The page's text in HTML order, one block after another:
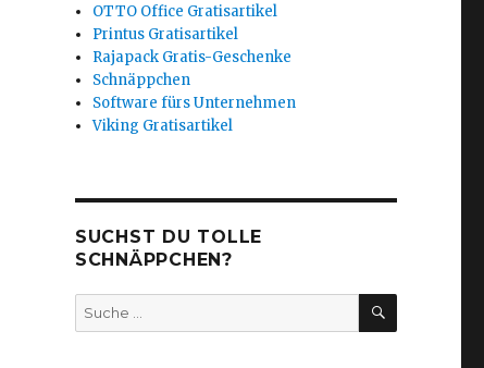
OTTO Office Gratisartikel
Printus Gratisartikel
Rajapack Gratis-Geschenke
Schnäppchen
Software fürs Unternehmen
Viking Gratisartikel
SUCHST DU TOLLE
SCHNÄPPCHEN?
Suche
nach:
SUCHEN